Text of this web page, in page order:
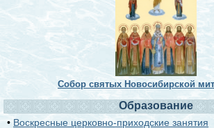
Собор святых Новосибирской
Образование
• Воскресные церковно-приходские занятия